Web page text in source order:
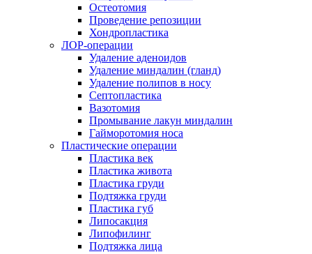
Остеотомия
Проведение репозиции
Хондропластика
ЛОР-операции
Удаление аденоидов
Удаление миндалин (гланд)
Удаление полипов в носу
Септопластика
Вазотомия
Промывание лакун миндалин
Гайморотомия носа
Пластические операции
Пластика век
Пластика живота
Пластика груди
Подтяжка груди
Пластика губ
Липосакция
Липофилинг
Подтяжка лица